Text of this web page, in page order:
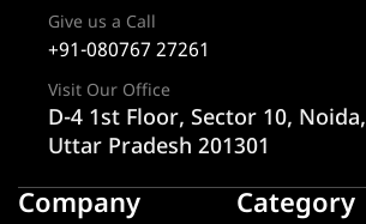
Give us a Call
+91-080767 27261
Visit Our Office
D-4 1st Floor, Sector 10, Noida,
Uttar Pradesh 201301
Company Category